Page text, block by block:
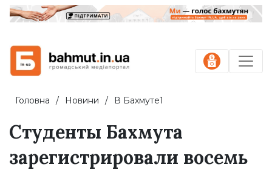
Головна Новини В Бахмуте1
Студенты Бахмута
зарегистрировали восемь